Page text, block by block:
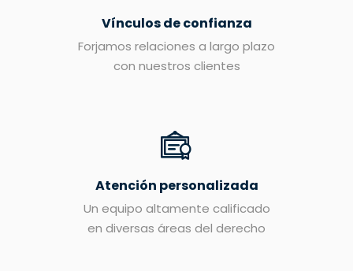
Vínculos de confianza
Forjamos relaciones a largo plazo
con nuestros clientes
Atención personalizada
Un equipo altamente calificado
en diversas áreas del derecho